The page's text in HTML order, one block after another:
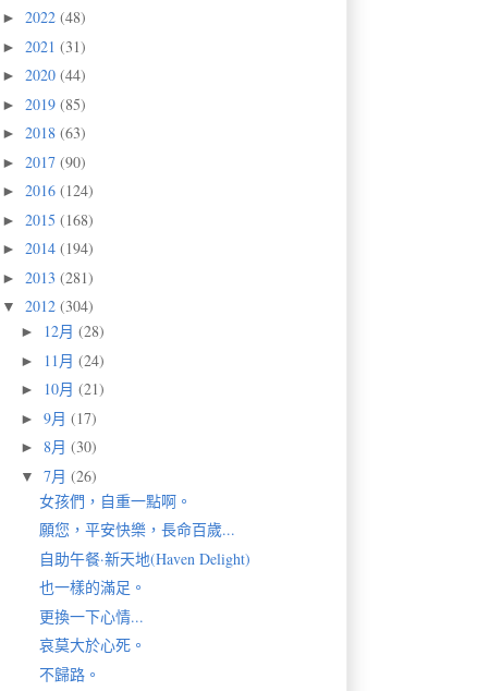
► 2022 (48)
► 2021 (31)
► 2020 (44)
► 2019 (85)
► 2018 (63)
► 2017 (90)
► 2016 (124)
► 2015 (168)
► 2014 (194)
► 2013 (281)
▼ 2012 (304)
► 12月 (28)
► 11月 (24)
► 10月 (21)
► 9月 (17)
► 8月 (30)
▼ 7月 (26)
女孩們，自重一點啊。
願您，平安快樂，長命百歲...
自助午餐·新天地(Haven Delight)
也一樣的滿足。
更換一下心情...
哀莫大於心死。
不歸路。